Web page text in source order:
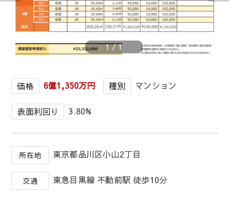
1/1
価格 6億1,350万円 種別 マンション
表面利回り 3.80%
所在地 東京都品川区小山2丁目
交通 東急目黒線 不動前駅 徒歩10分